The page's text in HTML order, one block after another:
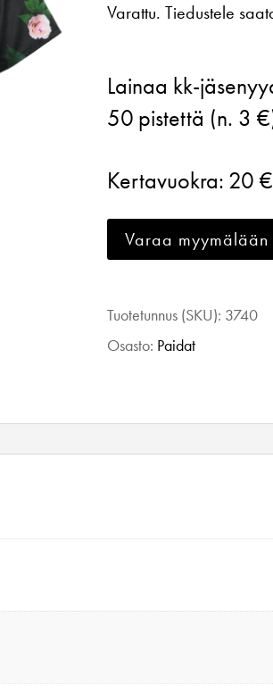
Varattu. Tiedustele
Design
Winter
Eternity
shirt
musta/printti
määrä
Lainaa kk-
50 pistettä (n. 3
Kertavuokra: 20
Varaa myymälään
Tuotetunnus (SKU): 3740
Osasto: Paidat